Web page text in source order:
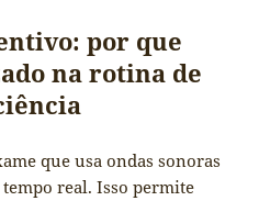
por que
na rotina de
que usa ondas sonoras
real. Isso permite